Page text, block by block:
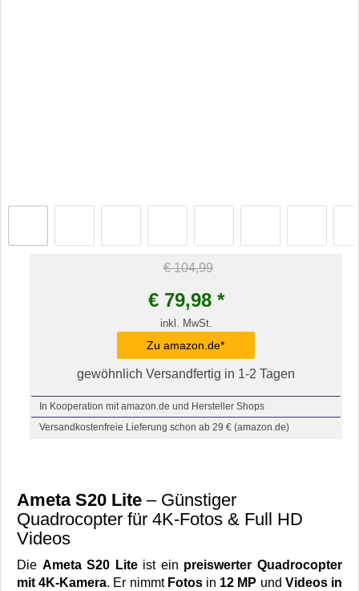
€ 104,99
€79,98*
inkl. MwSt.
Zu amazon.de*
gewöhnlich Versandfertig in 1-2 Tagen
In Kooperation mit amazon.de und Hersteller Shops
Versandkostenfreie Lieferung schon ab 29 € (amazon.de)
Ameta S20 Lite – Günstiger
Quadrocopter für 4K-Fotos & Full HD
Videos
Die Ameta S20 Liteist ein preiswerter Quadrocopter
mit 4K-Kamera. Er nimmt Fotosin 12 MP und Videos in